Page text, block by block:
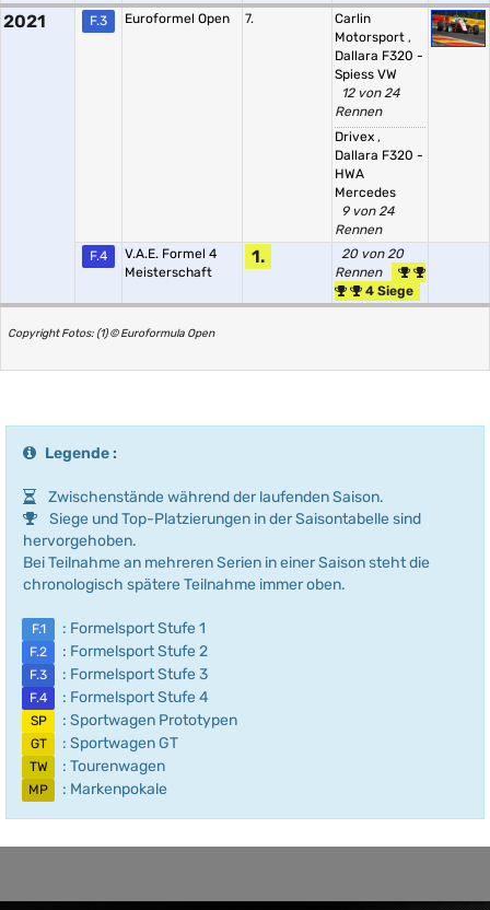
2021 F.3 Euroformel Open 7.
Carlin
Motorsport ,
Dallara F320 -
Spiess VW
12 von 24
Rennen
Drivex ,
Dallara F320 -
HWA
Mercedes
9 von 24
Rennen
F.4
V.A.E. Formel 4
Meisterschaft
1.
20 von 20
Rennen
4 Siege
Copyright Fotos: (1) © Euroformula Open
Legende :
Zwischenstände während der laufenden Saison.
Siege und Top-Platzierungen in der Saisontabelle sind
hervorgehoben.
Bei Teilnahme an mehreren Serien in einer Saison steht die
chronologisch spätere Teilnahme immer oben.
F.1 : Formelsport Stufe 1
F.2 : Formelsport Stufe 2
F.3 : Formelsport Stufe 3
F.4 : Formelsport Stufe 4
SP : Sportwagen Prototypen
GT : Sportwagen GT
TW : Tourenwagen
MP : Markenpokale